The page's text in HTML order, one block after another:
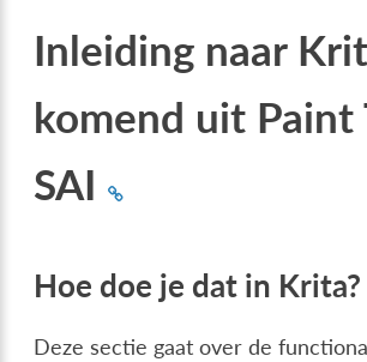
Inleiding naar
komend uit Paint
SAI
Hoe doe je dat in Krita?
Deze sectie gaat over de